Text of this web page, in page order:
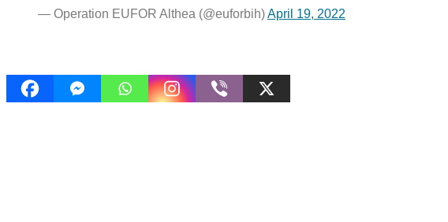
— Operation EUFOR Althea (@euforbih)April 19, 2022